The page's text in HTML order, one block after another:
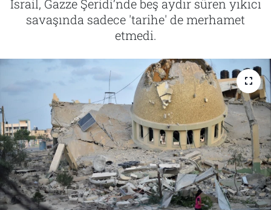
İsrail, Gazze Şeridi’nde beş aydır süren yıkıcı
savaşında sadece 'tarihe' de merhamet
etmedi.
Tarih
İletişim